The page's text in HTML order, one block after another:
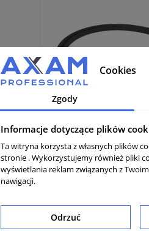
Wałek giętki Enar TDX
Cookies
Zgody
Informacje dotyczące plików
Ta witryna korzysta z własnych plików
stronie . Wykorzystujemy również pliki
wyświetlania reklam związanych z
nawigacji.
Odrzuć